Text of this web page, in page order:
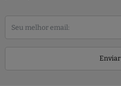
Enviar